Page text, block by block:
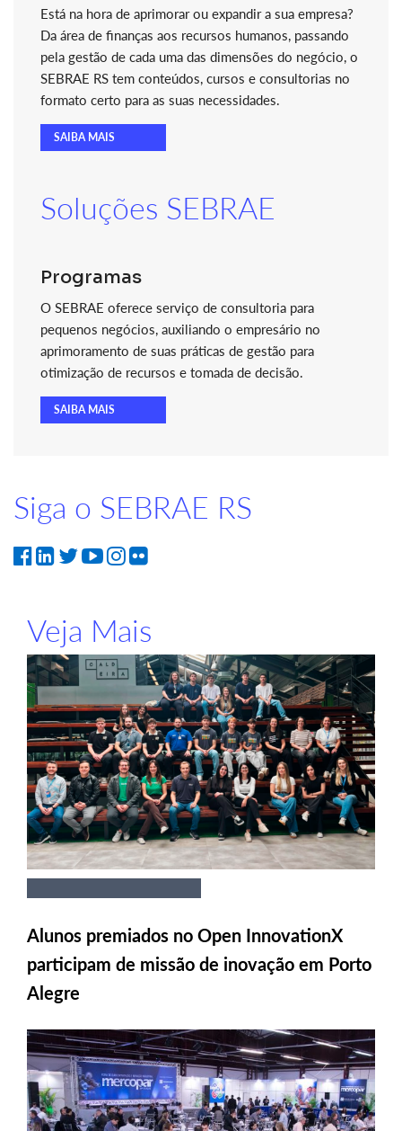
Está na hora de aprimorar ou expandir a sua empresa?
Da área de finanças aos recursos humanos, passando
pela gestão de cada uma das dimensões do negócio, o
SEBRAE RS tem conteúdos, cursos e consultorias no
formato certo para as suas necessidades.
SAIBA MAIS
Soluções SEBRAE
Programas
O SEBRAE oferece serviço de consultoria para
pequenos negócios, auxiliando o empresário no
aprimoramento de suas práticas de gestão para
otimização de recursos e tomada de decisão.
SAIBA MAIS
Siga o SEBRAE RS
Veja Mais
Alunos premiados no Open InnovationX
participam de missão de inovação em Porto
Alegre